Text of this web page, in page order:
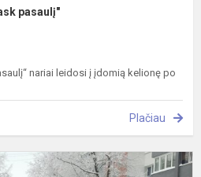
pasaulį"
nariai leidosi į įdomią kelionę po
Plačiau